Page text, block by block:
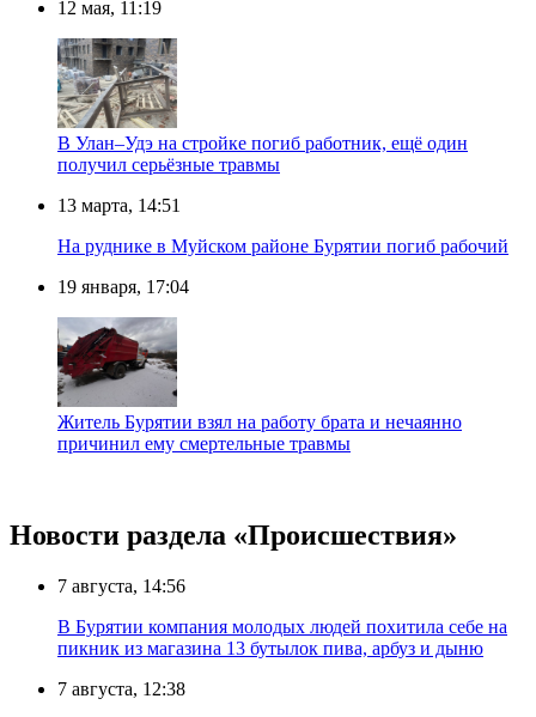
12 мая, 11:19
В Улан–Удэ на стройке погиб работник, ещё один
получил серьёзные травмы
13 марта, 14:51
На руднике в Муйском районе Бурятии погиб рабочий
19 января, 17:04
Житель Бурятии взял на работу брата и нечаянно
причинил ему смертельные травмы
Новости раздела «Происшествия»
7 августа, 14:56
В Бурятии компания молодых людей похитила себе на
пикник из магазина 13 бутылок пива, арбуз и дыню
7 августа, 12:38